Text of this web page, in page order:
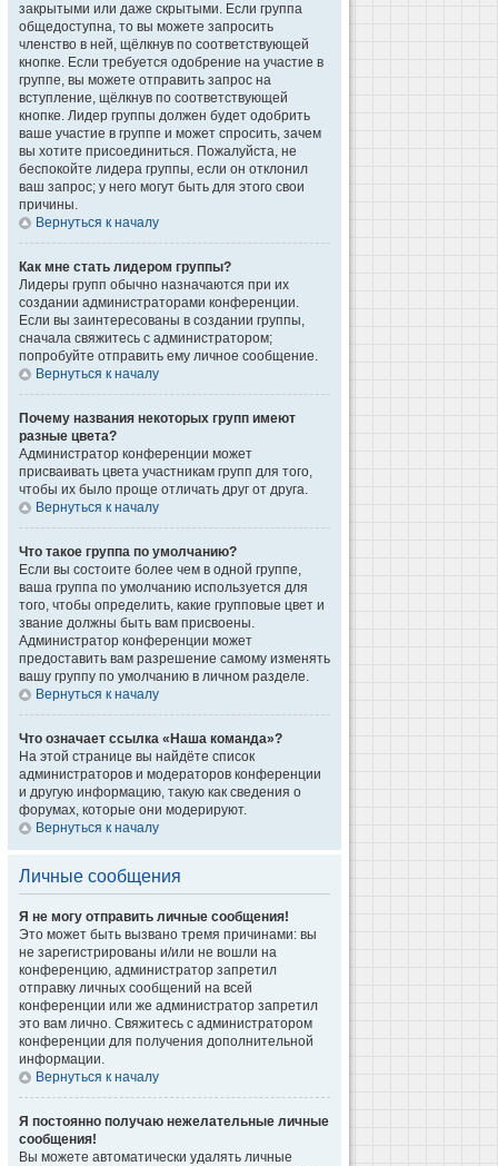
закрытыми или даже скрытыми. Если группа
общедоступна, то вы можете запросить
членство в ней, щёлкнув по соответствующей
кнопке. Если требуется одобрение на участие в
группе, вы можете отправить запрос на
вступление, щёлкнув по соответствующей
кнопке. Лидер группы должен будет одобрить
ваше участие в группе и может спросить, зачем
вы хотите присоединиться. Пожалуйста, не
беспокойте лидера группы, если он отклонил
ваш запрос; у него могут быть для этого свои
причины.
Вернуться к началу
Как мне стать лидером группы?
Лидеры групп обычно назначаются при их
создании администраторами конференции.
Если вы заинтересованы в создании группы,
сначала свяжитесь с администратором;
попробуйте отправить ему личное сообщение.
Вернуться к началу
Почему названия некоторых групп имеют
разные цвета?
Администратор конференции может
присваивать цвета участникам групп для того,
чтобы их было проще отличать друг от друга.
Вернуться к началу
Что такое группа по умолчанию?
Если вы состоите более чем в одной группе,
ваша группа по умолчанию используется для
того, чтобы определить, какие групповые цвет и
звание должны быть вам присвоены.
Администратор конференции может
предоставить вам разрешение самому изменять
вашу группу по умолчанию в личном разделе.
Вернуться к началу
Что означает ссылка «Наша команда»?
На этой странице вы найдёте список
администраторов и модераторов конференции
и другую информацию, такую как сведения о
форумах, которые они модерируют.
Вернуться к началу
Личные сообщения
Я не могу отправить личные сообщения!
Это может быть вызвано тремя причинами: вы
не зарегистрированы и/или не вошли на
конференцию, администратор запретил
отправку личных сообщений на всей
конференции или же администратор запретил
это вам лично. Свяжитесь с администратором
конференции для получения дополнительной
информации.
Вернуться к началу
Я постоянно получаю нежелательные личные
сообщения!
Вы можете автоматически удалять личные